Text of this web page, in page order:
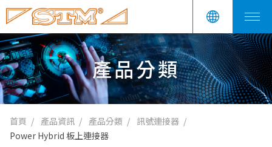
產品分類
首頁 產品資訊 產品分類
訊號連接器
Power Hybrid 板上連接器